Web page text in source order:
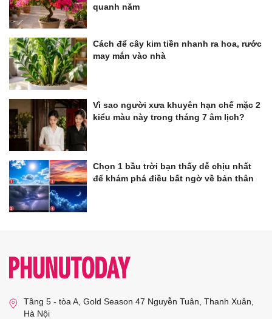
quanh năm
Cách để cây kim tiền nhanh ra hoa, rước
may mắn vào nhà
Vì sao người xưa khuyên hạn chế mặc 2
kiểu màu này trong tháng 7 âm lịch?
Chọn 1 bầu trời bạn thấy dễ chịu nhất
để khám phá điều bất ngờ về bản thân
Tầng 5 - tòa A, Gold Season 47 Nguyễn Tuân, Thanh Xuân,
Hà Nội